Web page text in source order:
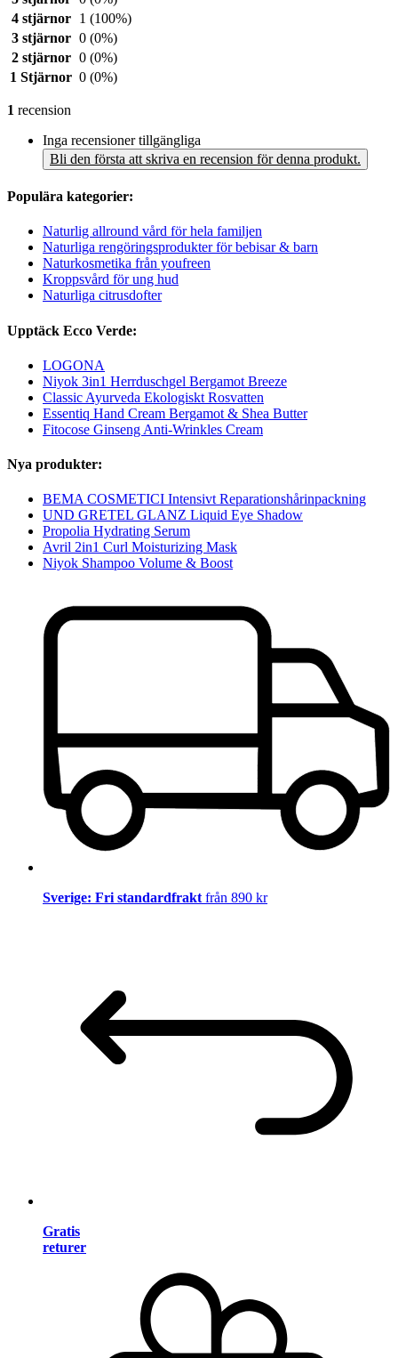
4 stjärnor
1 (100%)
3 stjärnor 0 (0%)
2 stjärnor 0 (0%)
1 Stjärnor 0 (0%)
1 recension
Inga recensioner tillgängliga
Bli den första att skriva en recension för denna produkt.
Populära kategorier:
Naturlig allround vård för hela familjen
Naturliga rengöringsprodukter för bebisar & barn
Naturkosmetika från youfreen
Kroppsvård för ung hud
Naturliga citrusdofter
Upptäck Ecco Verde:
LOGONA
Niyok 3in1 Herrduschgel Bergamot Breeze
Classic Ayurveda Ekologiskt Rosvatten
Essentiq Hand Cream Bergamot & Shea Butter
Fitocose Ginseng Anti-Wrinkles Cream
Nya produkter:
BEMA COSMETICI Intensivt Reparationshårinpackning
UND GRETEL GLANZ Liquid Eye Shadow
Propolia Hydrating Serum
Avril 2in1 Curl Moisturizing Mask
Niyok Shampoo Volume & Boost
Sverige: Fri standardfrakt från 890 kr
Gratis
returer